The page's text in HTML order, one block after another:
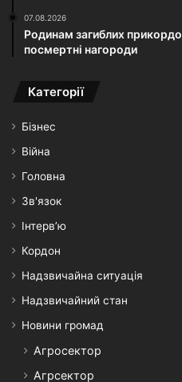
07.08.2026
Родинам загиблих
посмертні нагороди
Категорії
Бізнес
Війна
Головна
Зв'язок
Інтерв’ю
Кордон
Надзвичайна ситуація
Надзвичайний стан
Новини громад
Агросектор
Агрсектор